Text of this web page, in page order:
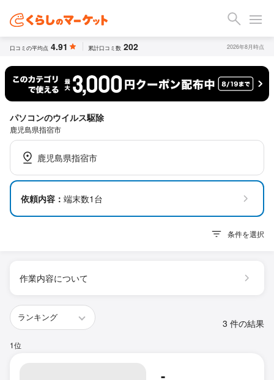
口コミの平均点 4.91 累計口コミ数 202 2026年8月時点
パソコンのウイルス駆除
鹿児島県指宿市
鹿児島県指宿市
依頼内容： 端末数1台
条件を選択
作業内容について
3 件の結果
1位
-